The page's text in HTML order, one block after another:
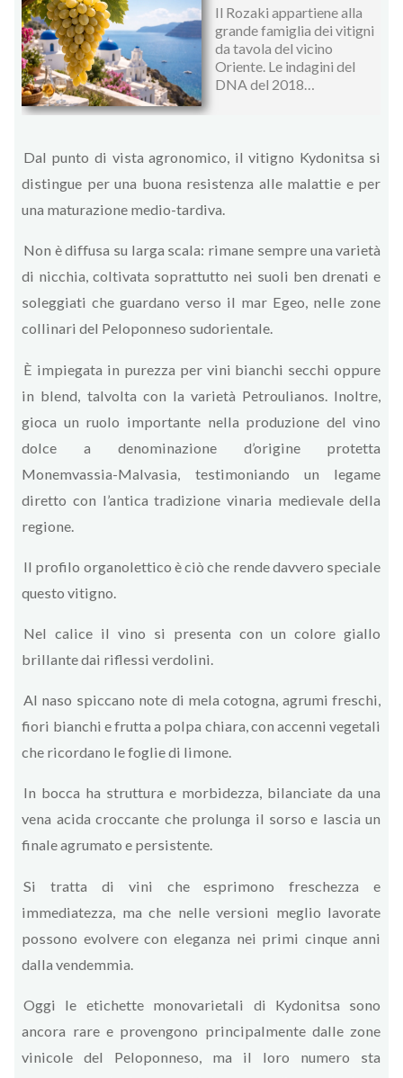
Il Rozaki appartiene alla
grande famiglia dei vitigni
da tavola del vicino
Oriente. Le indagini del
DNA del 2018…
Dal punto di vista agronomico, il vitigno Kydonitsa si
distingue per una buona resistenza alle malattie e per
una maturazione medio-tardiva.
Non è diffusa su larga scala: rimane sempre una varietà
di nicchia, coltivata soprattutto nei suoli ben drenati e
soleggiati che guardano verso il mar Egeo, nelle zone
collinari del Peloponneso sudorientale.
È impiegata in purezza per vini bianchi secchi oppure
in blend, talvolta con la varietà Petroulianos. Inoltre,
gioca un ruolo importante nella produzione del vino
dolce a denominazione d’origine protetta
Monemvassia-Malvasia, testimoniando un legame
diretto con l’antica tradizione vinaria medievale della
regione.
Il profilo organolettico è ciò che rende davvero speciale
questo vitigno.
Nel calice il vino si presenta con un colore giallo
brillante dai riflessi verdolini.
Al naso spiccano note di mela cotogna, agrumi freschi,
fiori bianchi e frutta a polpa chiara, con accenni vegetali
che ricordano le foglie di limone.
In bocca ha struttura e morbidezza, bilanciate da una
vena acida croccante che prolunga il sorso e lascia un
finale agrumato e persistente.
Si tratta di vini che esprimono freschezza e
immediatezza, ma che nelle versioni meglio lavorate
possono evolvere con eleganza nei primi cinque anni
dalla vendemmia.
Oggi le etichette monovarietali di Kydonitsa sono
ancora rare e provengono principalmente dalle zone
vinicole del Peloponneso, ma il loro numero sta